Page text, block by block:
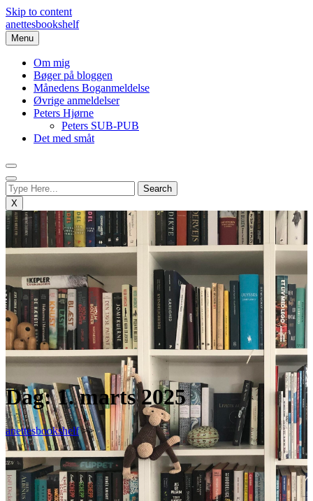
Skip to content
anettesbookshelf
Menu
Om mig
Bøger på bloggen
Månedens Boganmeldelse
Øvrige anmeldelser
Peters Hjørne
Peters SUB-PUB
Det med småt
X
Dag:1. marts 2025
anettesbookshelf>>